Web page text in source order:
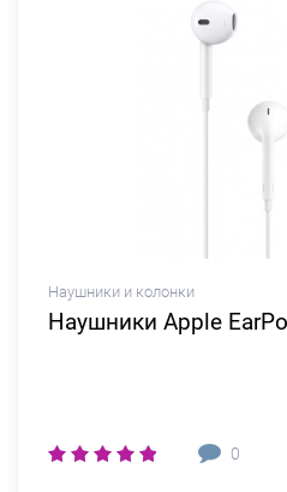
Наушники и колонки
Наушники Apple
0